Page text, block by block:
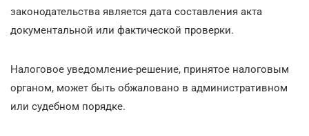
законодательства является дата составления акта
документальной или фактической проверки.
Налоговое уведомление-решение, принятое налоговым
органом, может быть обжаловано в административном
или судебном порядке.